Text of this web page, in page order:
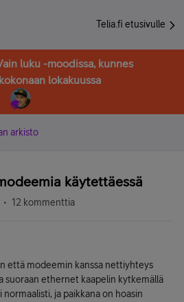
Telia.fi etusivulle
luku -moodissa, kunnes
lokakuussa
arkisto
käytettäessä
12 kommenttia
että modeemin kanssa nettiyhteys
suoraan ethernet kaapelin kytkemällä
ja paikkana on hoasin